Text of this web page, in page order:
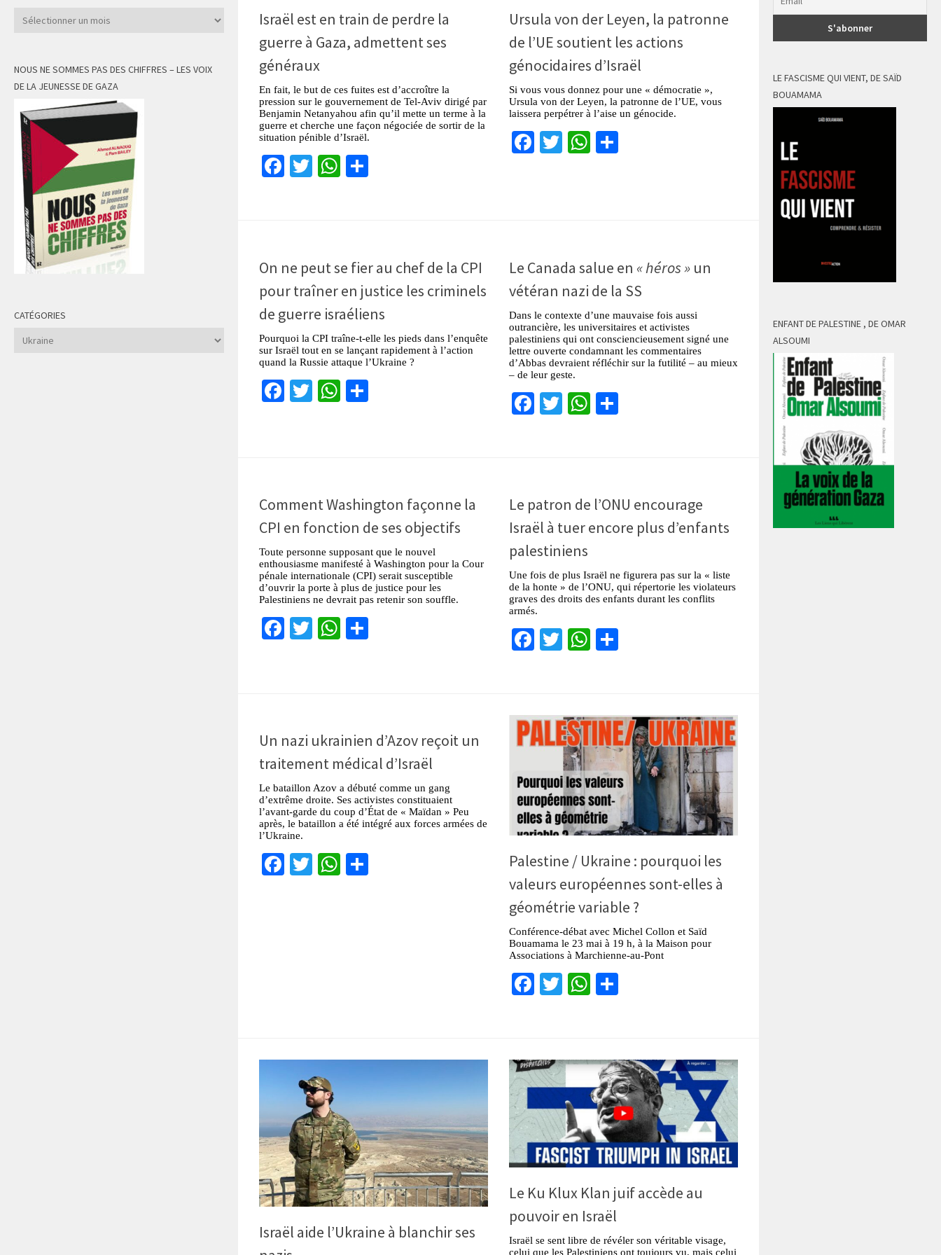
Israël est en train de perdre la
guerre à Gaza, admettent ses
généraux
En fait, le but de ces fuites est d’accroître la
pression sur le gouvernement de Tel-Aviv dirigé par
Benjamin Netanyahou afin qu’il mette un terme à la
guerre et cherche une façon négociée de sortir de la
situation pénible d’Israël.
Facebook
TwitterWhatsApp
Ursula von der Leyen, la patronne
de l’UE soutient les actions
génocidaires d’Israël
Si vous vous donnez pour une « démocratie »,
Ursula von der Leyen, la patronne de l’UE, vous
laissera perpétrer à l’aise un génocide.
Facebook
TwitterWhatsApp
On ne peut se fier au chef de la CPI
pour traîner en justice les criminels
de guerre israéliens
Pourquoi la CPI traîne-t-elle les pieds dans l’enquête
sur Israël tout en se lançant rapidement à l’action
quand la Russie attaque l’Ukraine ?
Facebook
TwitterWhatsApp
Le Canada salue en « héros » un
vétéran nazi de la SS
Dans le contexte d’une mauvaise fois aussi
outrancière, les universitaires et activistes
palestiniens qui ont consciencieusement signé une
lettre ouverte condamnant les commentaires
d’Abbas devraient réfléchir sur la futilité – au mieux
– de leur geste.
Facebook
TwitterWhatsApp
Comment Washington façonne la
CPI en fonction de ses objectifs
Toute personne supposant que le nouvel
enthousiasme manifesté à Washington pour la Cour
pénale internationale (CPI) serait susceptible
d’ouvrir la porte à plus de justice pour les
Palestiniens ne devrait pas retenir son souffle.
Facebook
TwitterWhatsApp
Le patron de l’ONU encourage
Israël à tuer encore plus d’enfants
palestiniens
Une fois de plus Israël ne figurera pas sur la « liste
de la honte » de l’ONU, qui répertorie les violateurs
graves des droits des enfants durant les conflits
armés.
Facebook
TwitterWhatsApp
Un nazi ukrainien d’Azov reçoit un
traitement médical d’Israël
Le bataillon Azov a débuté comme un gang
d’extrême droite. Ses activistes constituaient
l’avant-garde du coup d’État de « Maïdan » Peu
après, le bataillon a été intégré aux forces armées de
l’Ukraine.
Facebook
TwitterWhatsApp
Palestine / Ukraine : pourquoi les
valeurs européennes sont-elles à
géométrie variable ?
Conférence-débat avec Michel Collon et Saïd
Bouamama le 23 mai à 19 h, à la Maison pour
Associations à Marchienne-au-Pont
Facebook
TwitterWhatsApp
Israël aide l’Ukraine à blanchir ses
Le Ku Klux Klan juif accède au
pouvoir en Israël
Israël se sent libre de révéler son véritable visage,
celui que les Palestiniens ont toujours vu, mais celui
Archives
NOUS NE SOMMES PAS DES CHIFFRES – LES VOIX
DE LA JEUNESSE DE GAZA
CATÉGORIES
Catégories
LE FASCISME QUI VIENT, DE SAÏD
BOUAMAMA
ENFANT DE PALESTINE , DE OMAR
ALSOUMI